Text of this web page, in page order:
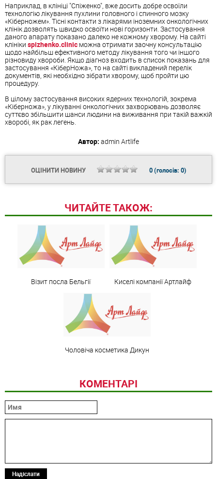
Наприклад, в клініці "Спіженко", вже досить добре освоїли
технологію лікування пухлини головного і спинного мозку
«Кіберножем». Тісні контакти з лікарями іноземних онкологічних
клінік дозволять швидко освоїти нові горизонти. Застосування
даного апарату показано далеко не кожному хворому. На сайті
клініки spizhenko.clinic можна отримати заочну консультацію
щодо найбільш ефективного методу лікування того чи іншого
різновиду хвороби. Якщо діагноз входить в список показань для
застосування «КіберНожа», то на сайті викладений перелік
документів, які необхідно зібрати хворому, щоб пройти цю
процедуру.
В цілому застосування високих ядерних технологій, зокрема
«Кіберножа», у лікуванні онкологічних захворювань дозволяє
суттєво збільшити шанси людини на виживання при такій важкій
хворобі, як рак легень.
Автор: admin Artlife
ОЦІНИТИ НОВИНУ 0(голосів: 0)
ЧИТАЙТЕ ТАКОЖ:
Візит посла Бельгії Киселі компанії Артлайф
Чоловіча косметика Дикун
КОМЕНТАРІ
Надіслати